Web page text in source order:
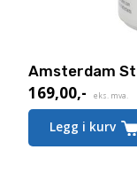
Amsterdam
169,00,- eks. mva.
Legg i kurv